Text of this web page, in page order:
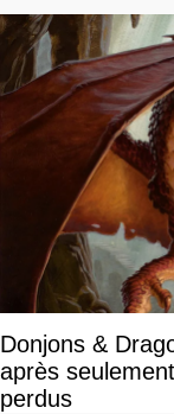
Donjons &
après
perdus